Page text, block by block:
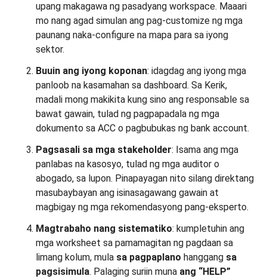
upang makagawa ng pasadyang workspace. Maaari
mo nang agad simulan ang pag-customize ng mga
paunang naka-configure na mapa para sa iyong
sektor.
Buuin ang iyong koponan: idagdag ang iyong mga
panloob na kasamahan sa dashboard. Sa Kerik,
madali mong makikita kung sino ang responsable sa
bawat gawain, tulad ng pagpapadala ng mga
dokumento sa ACC o pagbubukas ng bank account.
Pagsasali sa mga stakeholder: Isama ang mga
panlabas na kasosyo, tulad ng mga auditor o
abogado, sa lupon. Pinapayagan nito silang direktang
masubaybayan ang isinasagawang gawain at
magbigay ng mga rekomendasyong pang-eksperto.
Magtrabaho nang sistematiko: kumpletuhin ang
mga worksheet sa pamamagitan ng pagdaan sa
limang kolum, mula sa pagpaplano hanggang sa
pagsisimula. Palaging suriin muna ang “HELP”